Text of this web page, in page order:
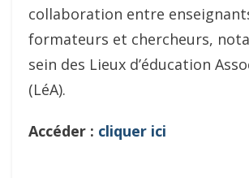
collaboration entre
formateurs et chercheurs,
sein des Lieux d’éducation
(LéA).
Accéder : cliquer ici